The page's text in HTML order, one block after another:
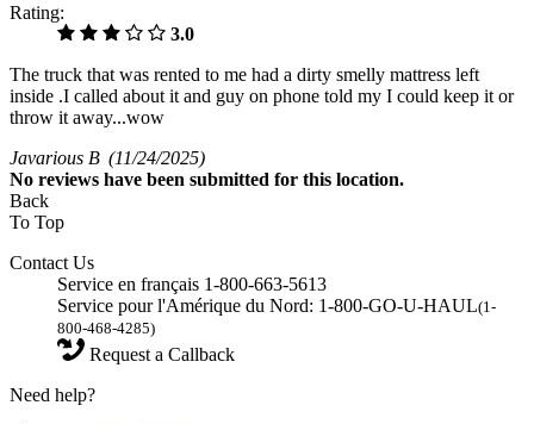
Rating:
3.0
The truck that was rented to me had a dirty smelly mattress left
inside .I called about it and guy on phone told my I could keep it or
throw it away...wow
Javarious B (11/24/2025)
No reviews have been submitted for this location.
Back
To Top
Contact Us
Service en français 1-800-663-5613
Service pour l'Amérique du Nord: 1-800-GO-U-HAUL(1-
800-468-4285)
Request a Callback
Need help?